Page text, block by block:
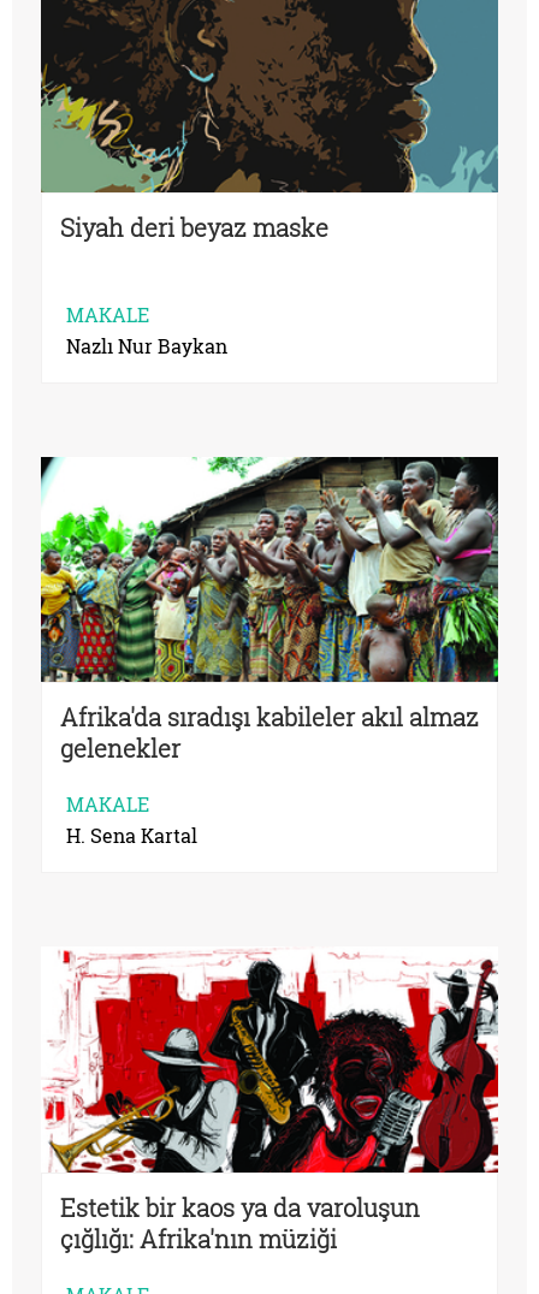
Siyah deri beyaz maske
MAKALE
Nazlı Nur Baykan
Afrika'da sıradışı kabileler akıl almaz
gelenekler
MAKALE
H. Sena Kartal
Estetik bir kaos ya da varoluşun
çığlığı: Afrika'nın müziği